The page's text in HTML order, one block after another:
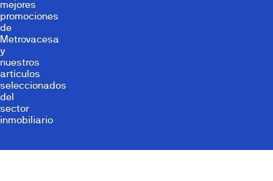
mejores
promociones
de
Metrovacesa
y
nuestros
artículos
seleccionados
del
sector
inmobiliario